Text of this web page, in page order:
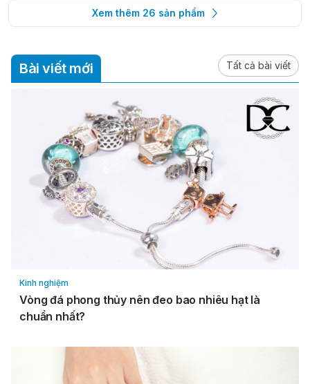
Xem thêm 26 sản phẩm
Bài viết mới Tất cả bài viết
Kinh nghiệm
Vòng đá phong thủy nên đeo bao nhiêu hạt là
chuẩn nhất?